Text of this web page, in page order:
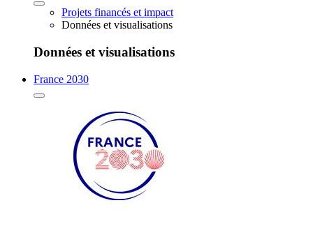
Projets financés et impact
Données et visualisations
Données et visualisations
France 2030